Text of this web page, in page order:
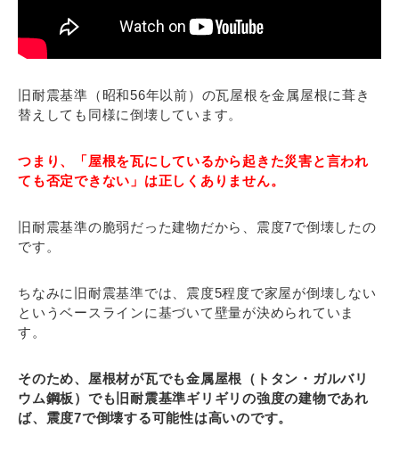
旧耐震基準（昭和56年以前）の瓦屋根を金属屋根に葺き
替えしても同様に倒壊しています。
つまり、「屋根を瓦にしているから起きた災害と言われ
ても否定できない」は正しくありません。
旧耐震基準の脆弱だった建物だから、震度7で倒壊したの
です。
ちなみに旧耐震基準では、震度5程度で家屋が倒壊しない
というベースラインに基づいて壁量が決められていま
す。
そのため、屋根材が瓦でも金属屋根（トタン・ガルバリ
ウム鋼板）でも旧耐震基準ギリギリの強度の建物であれ
ば、震度7で倒壊する可能性は高いのです。